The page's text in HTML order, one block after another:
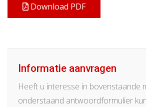
Download PDF
Informatie aanvragen
Heeft u interesse in bovenstaande
onderstaand antwoordformulier